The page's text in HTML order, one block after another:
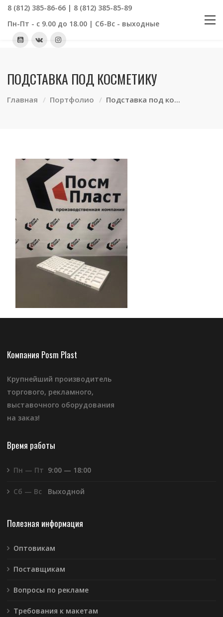
8 (812) 385-86-66 | 8 (812) 385-85-89
Пн-Пт - с 9.00 до 18.00 | Сб-Вс - выходные
ПОДСТАВКА ПОД КОСМЕТИКУ
Главная Портфолио Подставка под ко...
Компания Posm Plast
Крупнейший производитель
торгового, рекламного,
выставочного оборудования
на заказ!
Время работы
Пн — Пт 9:00 — 18:00
Сб — Вс Выходной
Полезная информация
Оптовикам
Поставщикам
Вопросы по рекламе
Требования к макетам